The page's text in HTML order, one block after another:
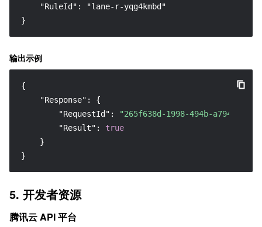
    "RuleId": "lane-r-yqg4kmbd"
}
输出示例
{
"Response" :
{
"RequestId" :
"265f638d-1998-494b-a794-
"Result" :
true
}
}
5. 开发者资源
腾讯云 API 平台